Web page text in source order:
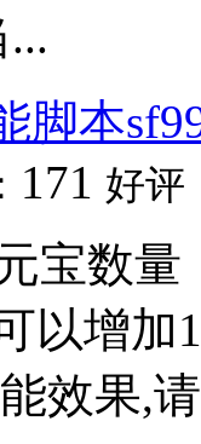
脚本
171 好评
宝数量
以增加
效果,